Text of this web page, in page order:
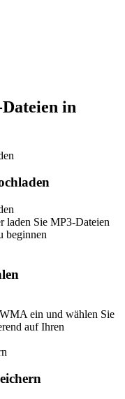
in
laden Sie MP3-Dateien
beginnen
ein und wählen Sie
auf Ihren